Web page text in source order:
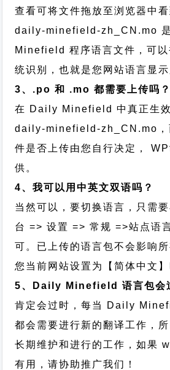
查看可将文件拖放至浏览器中看
daily-minefield-zh_CN.mo
Minefield 程序语言文件，可
统识别，也就是您网站语言显示
3、.po 和 .mo 都需要上传吗？
在 Daily Minefield 中真正生效
daily-minefield-zh_CN.mo，
件是否上传由您自行决定，
供。
4、我可以用中英文双语吗？
当然可以，要切换语言，只需
台 => 设置 => 常规 =>站点语
可。已上传的语言包不会影响
您当前网站设置为【简体中文】
5、Daily Minefield 语言包会
肯定会过时，每当 Daily
都会需要进行新的翻译工作，
长期维护和进行的工作，如果
有用，请协助推广我们！